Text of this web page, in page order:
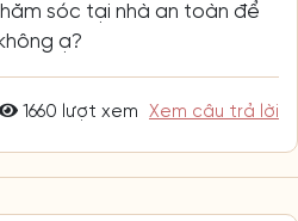
sóc tại nhà an toàn để
ạ?
1660 lượt xem Xem câu trả lời